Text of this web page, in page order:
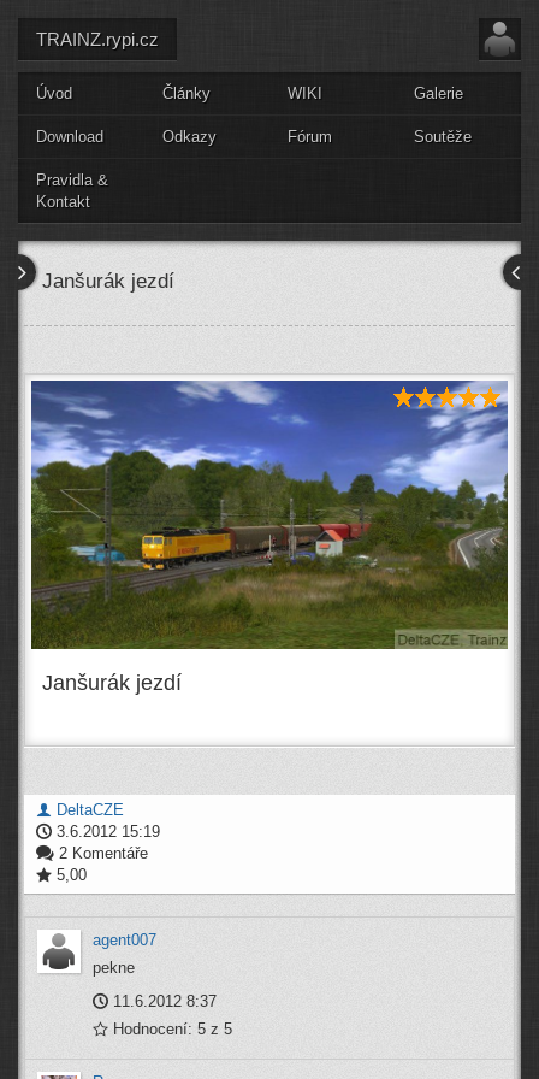
TRAINZ.rypi.cz
Úvod Články WIKI Galerie
Download Odkazy Fórum Soutěže
Pravidla &
Kontakt
Janšurák jezdí
Janšurák jezdí
DeltaCZE
3.6.2012 15:19
2 Komentáře
5,00
agent007
pekne
11.6.2012 8:37
Hodnocení: 5 z 5